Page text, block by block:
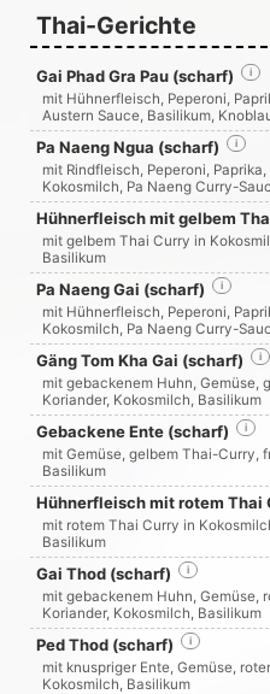
Thai-Gerichte
Gai Phad Gra Pau (scharf) i
mit Hühnerfleisch, Peperoni,
Austern Sauce, Basilikum,
Pa Naeng Ngua (scharf) i
mit Rindfleisch, Peperoni,
Kokosmilch, Pa Naeng Curry-
Hühnerfleisch mit gelbem
mit gelbem Thai Curry in
Basilikum
Pa Naeng Gai (scharf) i
mit Hühnerfleisch, Peperoni,
Kokosmilch, Pa Naeng Curry-
Gäng Tom Kha Gai (scharf) i
mit gebackenem Huhn, Gemüse,
Koriander, Kokosmilch, Basilikum
Gebackene Ente (scharf) i
mit Gemüse, gelbem Thai-Curry,
Basilikum
Hühnerfleisch mit rotem Thai
mit rotem Thai Curry in
Basilikum
Gai Thod (scharf) i
mit gebackenem Huhn, Gemüse,
Koriander, Kokosmilch, Basilikum
Ped Thod (scharf) i
mit knuspriger Ente, Gemüse,
Kokosmilch, Basilikum